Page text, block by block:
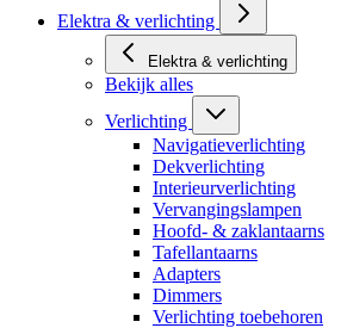
Elektra & verlichting
Elektra & verlichting
Bekijk alles
Verlichting
Navigatieverlichting
Dekverlichting
Interieurverlichting
Vervangingslampen
Hoofd- & zaklantaarns
Tafellantaarns
Adapters
Dimmers
Verlichting toebehoren